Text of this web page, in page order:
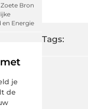
Bron
en Energie
je
de
Tags: